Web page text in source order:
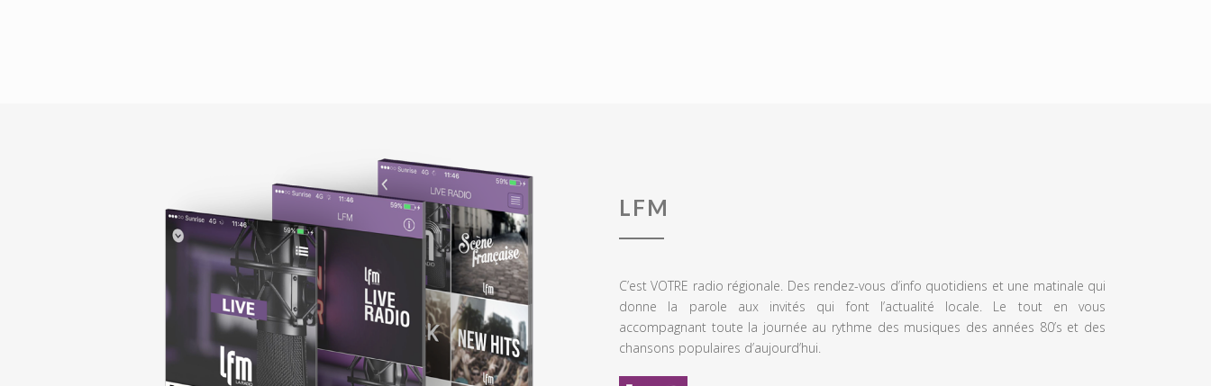
LFM
C’est VOTRE radio régionale. Des rendez-vous d’info quotidiens et une matinale qui
donne la parole aux invités qui font l’actualité locale. Le tout en vous
accompagnant toute la journée au rythme des musiques des années 80’s et des
chansons populaires d’aujourd’hui.